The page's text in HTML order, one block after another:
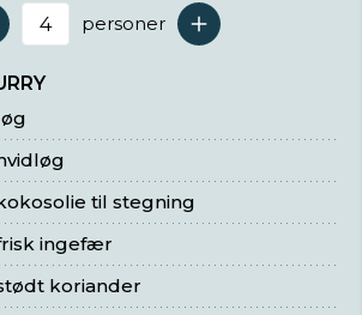
Antal serveringer
personer
til stegning
ingefær
koriander